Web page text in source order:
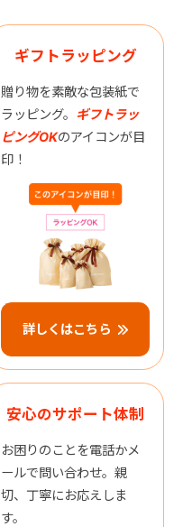
ギフトラッピング
贈り物を素敵な包装紙で
ラッピング。 ギフトラッ
ピングOKのアイコンが目
印！
詳しくはこちら
安心のサポート体制
お困りのことを電話かメ
ールで問い合わせ。親
切、丁寧にお応えしま
す。